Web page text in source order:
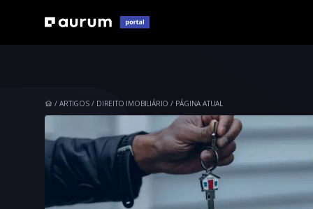
ARTIGOS DIREITO IMOBILIÁRIO PÁGINA ATUAL